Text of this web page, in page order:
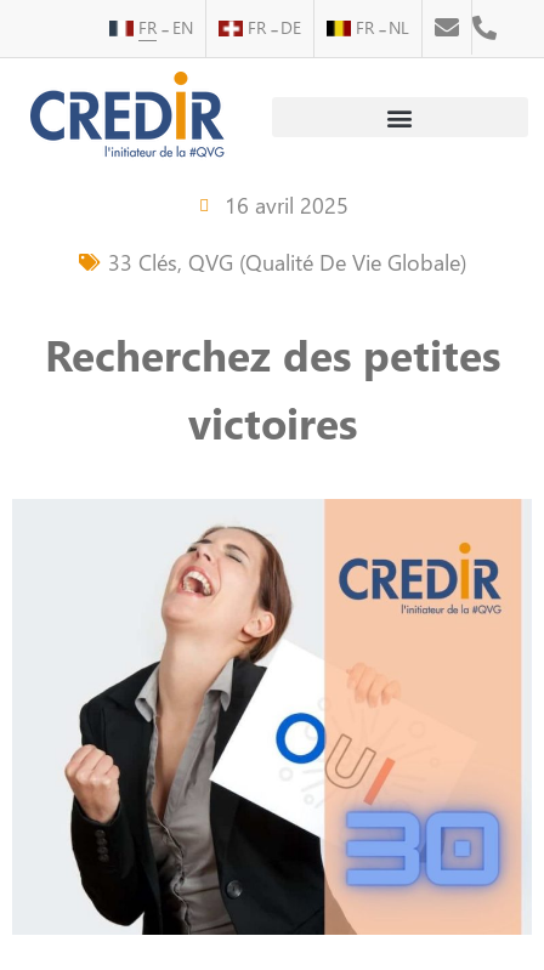
FR EN FR DE FR NL
16 avril 2025
33 Clés, QVG (Qualité De Vie Globale)
Recherchez des petites
victoires